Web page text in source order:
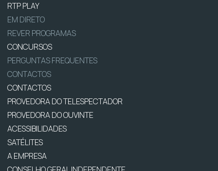
RTP PLAY
EM DIRETO
REVER PROGRAMAS
CONCURSOS
PERGUNTAS FREQUENTES
CONTACTOS
CONTACTOS
PROVEDORA DO TELESPECTADOR
PROVEDORA DO OUVINTE
ACESSIBILIDADES
SATÉLITES
A EMPRESA